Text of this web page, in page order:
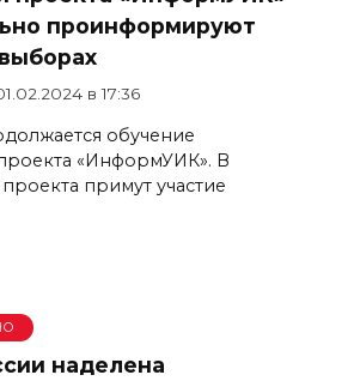
проинформируют
в 17:36
обучение
«ИнформУИК». В
примут участие
наделена